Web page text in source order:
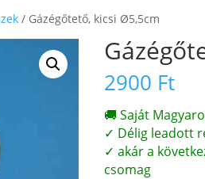
/ Gázégőtető, kicsi Ø5,5cm
2900 Ft
🚚 Saját
✓ Délig leadott
✓ akár a
csomag